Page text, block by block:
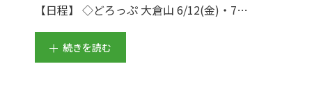
【日程】 ◇どろっぷ 大倉山 6/12(金)・7…
続きを読む